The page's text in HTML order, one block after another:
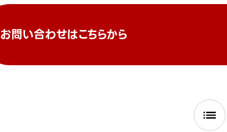
お問い合わせはこちらから